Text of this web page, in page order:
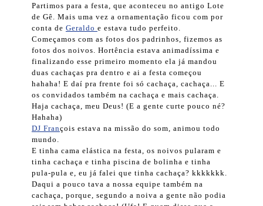
Partimos para a festa, que aconteceu no antigo Lote
de Gê. Mais uma vez a ornamentação ficou com por
conta de Geraldo e estava tudo perfeito.
Começamos com as fotos dos padrinhos, fizemos as
fotos dos noivos. Hortência estava animadíssima e
finalizando esse primeiro momento ela já mandou
duas cachaças pra dentro e ai a festa começou
hahaha! E daí pra frente foi só cachaça, cachaça... E
os convidados também na cachaça e mais cachaça.
Haja cachaça, meu Deus! (E a gente curte pouco né?
Hahaha)
DJ François estava na missão do som, animou todo
mundo.
E tinha cama elástica na festa, os noivos pularam e
tinha cachaça e tinha piscina de bolinha e tinha
pula-pula e, eu já falei que tinha cachaça? kkkkkkk.
Daqui a pouco tava a nossa equipe também na
cachaça, porque, segundo a noiva a gente não podia